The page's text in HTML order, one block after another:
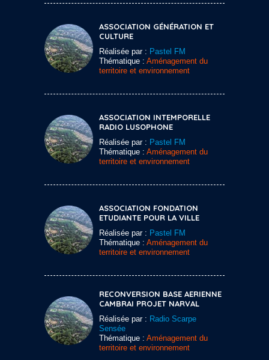
ASSOCIATION GÉNÉRATION ET
CULTURE
Réalisée par : Pastel FM
Thématique : Aménagement du
territoire et environnement
ASSOCIATION INTEMPORELLE
RADIO LUSOPHONE
Réalisée par : Pastel FM
Thématique : Aménagement du
territoire et environnement
ASSOCIATION FONDATION
ETUDIANTE POUR LA VILLE
Réalisée par : Pastel FM
Thématique : Aménagement du
territoire et environnement
RECONVERSION BASE AERIENNE
CAMBRAI PROJET NARVAL
Réalisée par : Radio Scarpe
Sensée
Thématique : Aménagement du
territoire et environnement